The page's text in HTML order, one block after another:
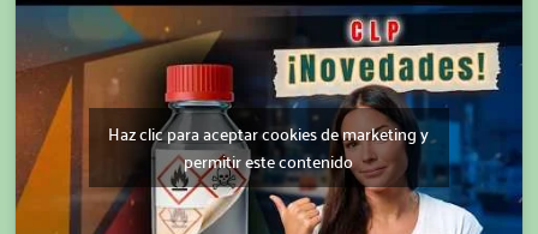
Haz clic para aceptar cookies de marketing y
permitir este contenido